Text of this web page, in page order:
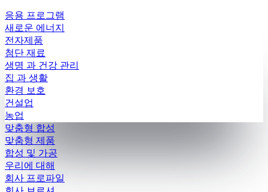
응용 프로그램
새로운 에너지
전자제품
첨단 재료
생명 과 건강 관리
집 과 생활
환경 보호
건설업
농업
맞춤형 합성
맞춤형 제품
합성 및 가공
우리에 대해
회사 프로파일